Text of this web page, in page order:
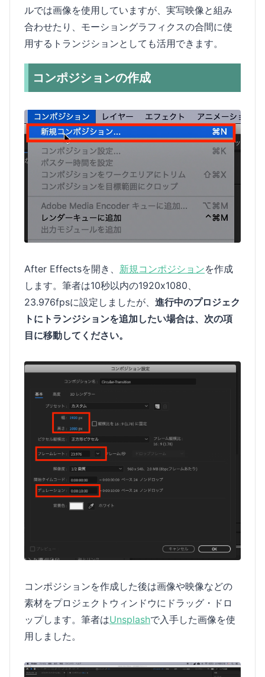
ルでは画像を使用していますが、実写映像と組み
合わせたり、モーショングラフィクスの合間に使
用するトランジションとしても活用できます。
コンポジションの作成
After Effectsを開き、 新規コンポジションを作成
します。筆者は10秒以内の1920x1080、
23.976fpsに設定しましたが、 進行中のプロジェク
トにトランジションを追加したい場合は、次の項
目に移動してください。
コンポジションを作成した後は画像や映像などの
素材をプロジェクトウィンドウにドラッグ・ドロ
ップします。筆者はUnsplashで入手した画像を使
用しました。